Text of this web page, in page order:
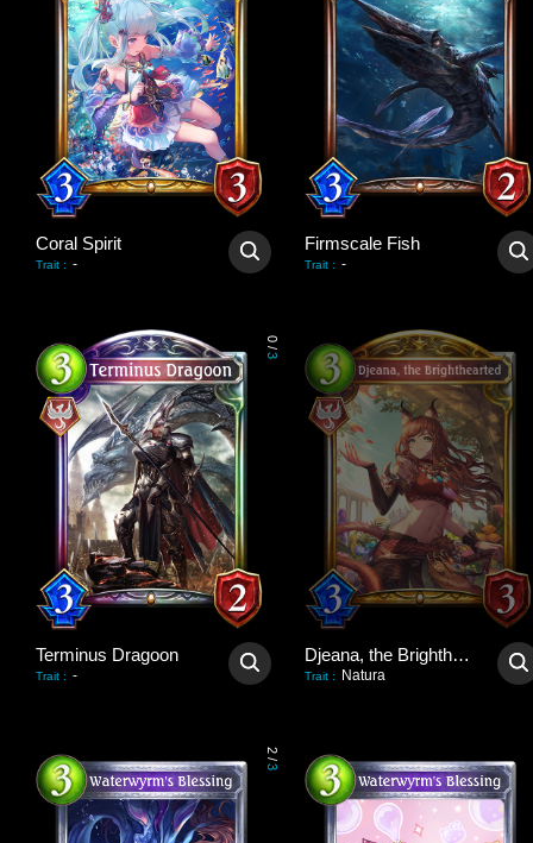
Coral Spirit
Trait : -
Firmscale Fish
Trait : -
0
/
3
Terminus Dragoon
Trait : -
Djeana, the Brighthearted
Trait : Natura
2
/
3